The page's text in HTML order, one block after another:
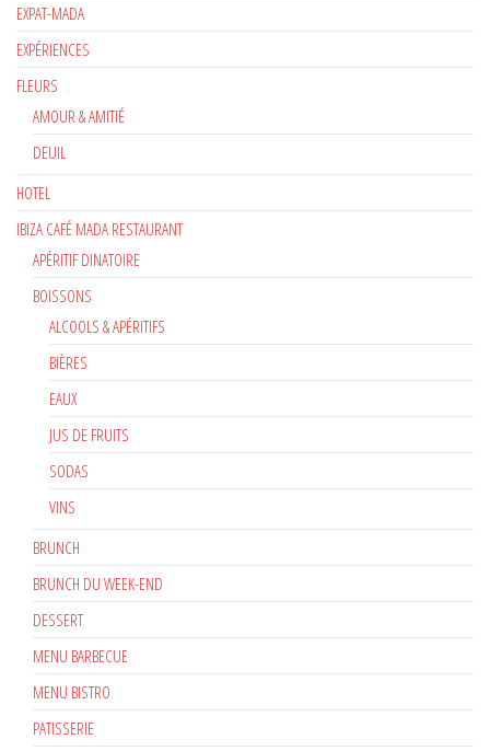
EXPAT-MADA
EXPÉRIENCES
FLEURS
AMOUR & AMITIÉ
DEUIL
HOTEL
IBIZA CAFÉ MADA RESTAURANT
APÉRITIF DINATOIRE
BOISSONS
ALCOOLS & APÉRITIFS
BIÈRES
EAUX
JUS DE FRUITS
SODAS
VINS
BRUNCH
BRUNCH DU WEEK-END
DESSERT
MENU BARBECUE
MENU BISTRO
PATISSERIE